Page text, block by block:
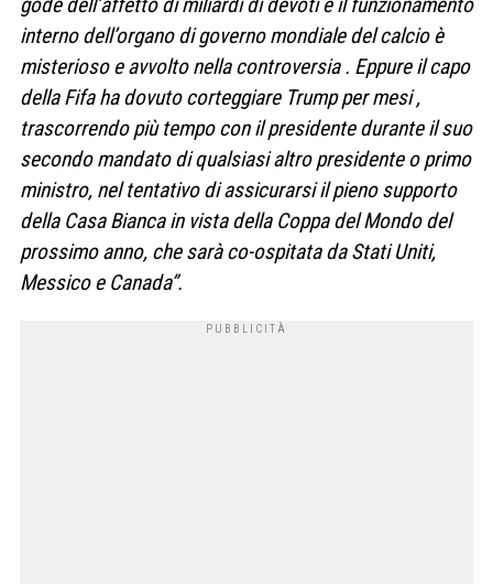
gode dell’affetto di miliardi di devoti e il funzionamento
interno dell’organo di governo mondiale del calcio è
misterioso e avvolto nella controversia . Eppure il capo
della Fifa ha dovuto corteggiare Trump per mesi ,
trascorrendo più tempo con il presidente durante il suo
secondo mandato di qualsiasi altro presidente o primo
ministro, nel tentativo di assicurarsi il pieno supporto
della Casa Bianca in vista della Coppa del Mondo del
prossimo anno, che sarà co-ospitata da Stati Uniti,
Messico e Canada”.